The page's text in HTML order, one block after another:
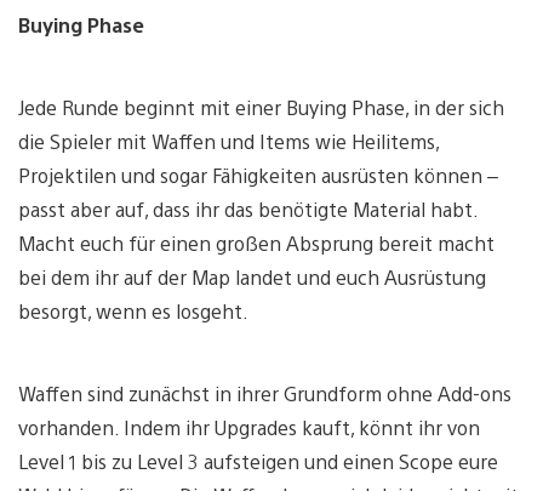
Buying Phase
Jede Runde beginnt mit einer Buying Phase, in der sich
die Spieler mit Waffen und Items wie Heilitems,
Projektilen und sogar Fähigkeiten ausrüsten können –
passt aber auf, dass ihr das benötigte Material habt.
Macht euch für einen großen Absprung bereit macht
bei dem ihr auf der Map landet und euch Ausrüstung
besorgt, wenn es losgeht.
Waffen sind zunächst in ihrer Grundform ohne Add-ons
vorhanden. Indem ihr Upgrades kauft, könnt ihr von
Level 1 bis zu Level 3 aufsteigen und einen Scope eure